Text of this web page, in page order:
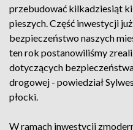
przebudować kilkadziesiąt
pieszych. Część inwestycji
bezpieczeństwo naszych
ten rok postanowiliśmy
dotyczących
drogowej - powiedział
płocki.
W ramach inwestycji